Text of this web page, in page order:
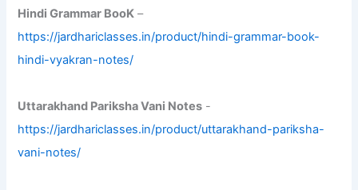
Hindi Grammar BooK –
https://jardhariclasses.in/product/hindi-grammar-book-
hindi-vyakran-notes/
Uttarakhand Pariksha Vani Notes -
https://jardhariclasses.in/product/uttarakhand-pariksha-
vani-notes/